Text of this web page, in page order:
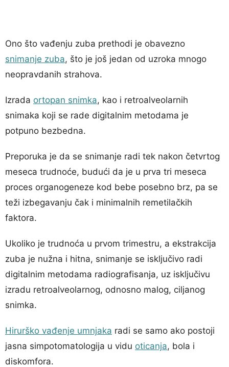
Ono što vađenju zuba prethodi je obavezno
snimanje zuba, što je još jedan od uzroka mnogo
neopravdanih strahova.
Izrada ortopan snimka, kao i retroalveolarnih
snimaka koji se rade digitalnim metodama je
potpuno bezbedna.
Preporuka je da se snimanje radi tek nakon četvrtog
meseca trudnoće, budući da je u prva tri meseca
proces organogeneze kod bebe posebno brz, pa se
teži izbegavanju čak i minimalnih remetilačkih
faktora.
Ukoliko je trudnoća u prvom trimestru, a ekstrakcija
zuba je nužna i hitna, snimanje se isključivo radi
digitalnim metodama radiografisanja, uz isključivu
izradu retroalveolarnog, odnosno malog, ciljanog
snimka.
Hirurško vađenje umnjaka radi se samo ako postoji
jasna simpotomatologija u vidu oticanja, bola i
diskomfora.